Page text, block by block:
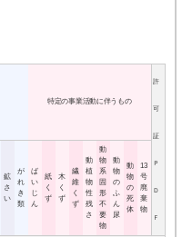
特定の事業活動に伴うもの
許
可
証
Ｐ
Ｄ
Ｆ
鉱
さ
い
が
れ
き
類
ば
い
じ
ん
紙
く
ず
木
く
ず
繊
維
く
ず
動
植
物
性
残
さ
動
物
系
固
形
不
要
物
動
物
の
ふ
ん
尿
動
物
の
死
体
13
号
廃
棄
物